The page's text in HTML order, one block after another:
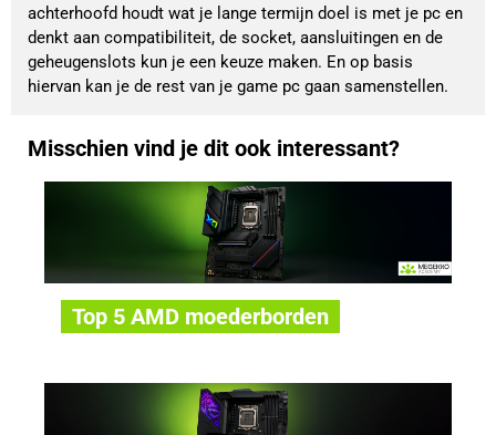
achterhoofd houdt wat je lange termijn doel is met je pc en
denkt aan compatibiliteit, de socket, aansluitingen en de
geheugenslots kun je een keuze maken. En op basis
hiervan kan je de rest van je game pc gaan samenstellen.
Misschien vind je dit ook interessant?
Top 5 AMD moederborden